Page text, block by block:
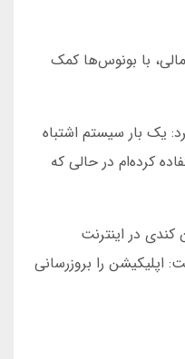
با بونوس‌ها کمک
یک بار سیستم اشتباه
کرده‌ام در حالی که
کندی در اینترنت
اپلیکیشن را بروزرسانی